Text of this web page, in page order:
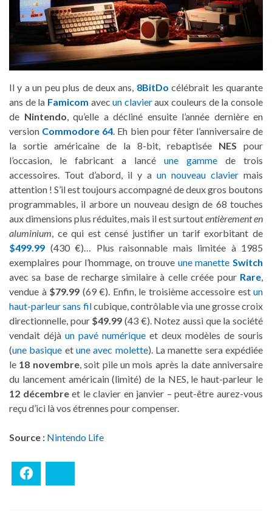
Il y a un peu plus de deux ans, 8BitDo célébrait les quarante
ans de la Famicom avecun clavieraux couleurs de la console
de Nintendo, qu’elle a décliné ensuite l’année dernière en
version Commodore 64. Eh bien pour fêter l’anniversaire de
la sortie américaine de la 8-bit, rebaptisée NES pour
l’occasion, le fabricant a lancé une gamme de trois
accessoires. Tout d’abord, il y a un nouveau clavier mais
attention ! S’il est toujours accompagné de deux gros boutons
programmables, il arbore un nouveau design de 68 touches
aux dimensions plus réduites, mais il est surtoutentièrement en
aluminium, ce qui est censé justifier un tarif exorbitant de
$499.99 (430 €)… Plus raisonnable mais limitée à 1985
exemplaires pour l’hommage, on trouve une manetteSwitch
avec sa base de recharge similaire à celle créée pour Rare,
vendue à $79.99 (69 €). Enfin, le troisième accessoire est un
haut-parleur sans filcubique, contrôlable via une grosse croix
directionnelle, pour $49.99 (43 €). Notez aussi que la société
vendait déjà un pavé numérique et deux modèles de souris
(une basique etune avec molette). La manette sera expédiée
le 18 novembre, soit pile un mois après la date anniversaire
du lancement américain (limité) de la NES, le haut-parleur le
12 décembreet le clavier en janvier – peut-être aurez-vous
reçu d’ici là vos étrennes pour compenser.
Source : Nintendo Life